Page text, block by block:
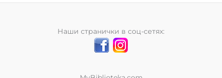
Наши странички в соц-сетях: